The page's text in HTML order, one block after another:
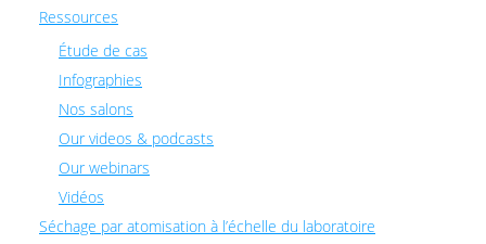
Ressources
Étude de cas
Infographies
Nos salons
Our videos & podcasts
Our webinars
Vidéos
Séchage par atomisation à l’échelle du laboratoire